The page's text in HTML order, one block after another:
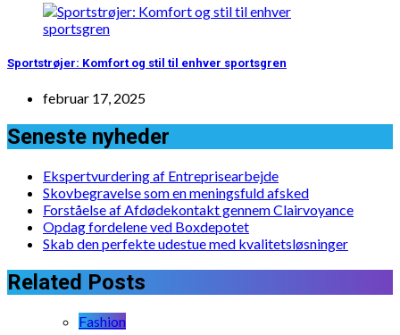
Sportstrøjer: Komfort og stil til enhver sportsgren
februar 17, 2025
Seneste nyheder
Ekspertvurdering af Entreprisearbejde
Skovbegravelse som en meningsfuld afsked
Forståelse af Afdødekontakt gennem Clairvoyance
Opdag fordelene ved Boxdepotet
Skab den perfekte udestue med kvalitetsløsninger
Related Posts
Fashion